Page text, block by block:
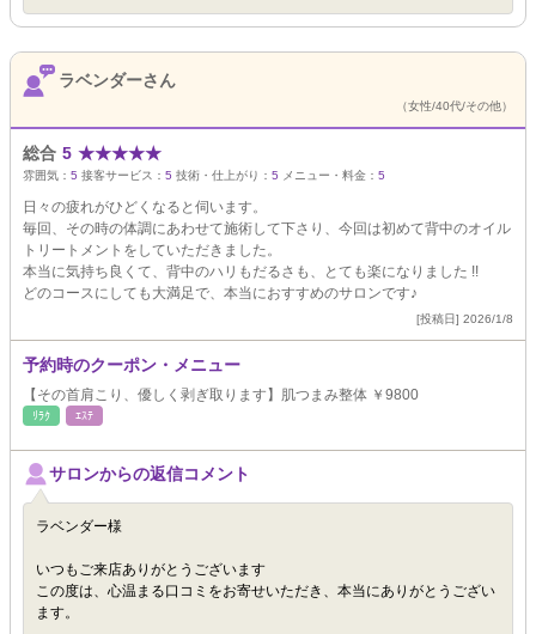
ラベンダーさん
（女性/40代/その他）
総合 5 ★★★★★
雰囲気： 5 接客サービス： 5 技術・仕上がり： 5 メニュー・料金： 5
日々の疲れがひどくなると伺います。
毎回、その時の体調にあわせて施術して下さり、今回は初めて背中のオイル
トリートメントをしていただきました。
本当に気持ち良くて、背中のハリもだるさも、とても楽になりました !!
どのコースにしても大満足で、本当におすすめのサロンです♪
[投稿日] 2026/1/8
予約時のクーポン・メニュー
【その首肩こり、優しく剥ぎ取ります】肌つまみ整体 ￥9800
ﾘﾗｸ ｴｽﾃ
サロンからの返信コメント
ラベンダー様
いつもご来店ありがとうございます
この度は、心温まる口コミをお寄せいただき、本当にありがとうござい
ます。